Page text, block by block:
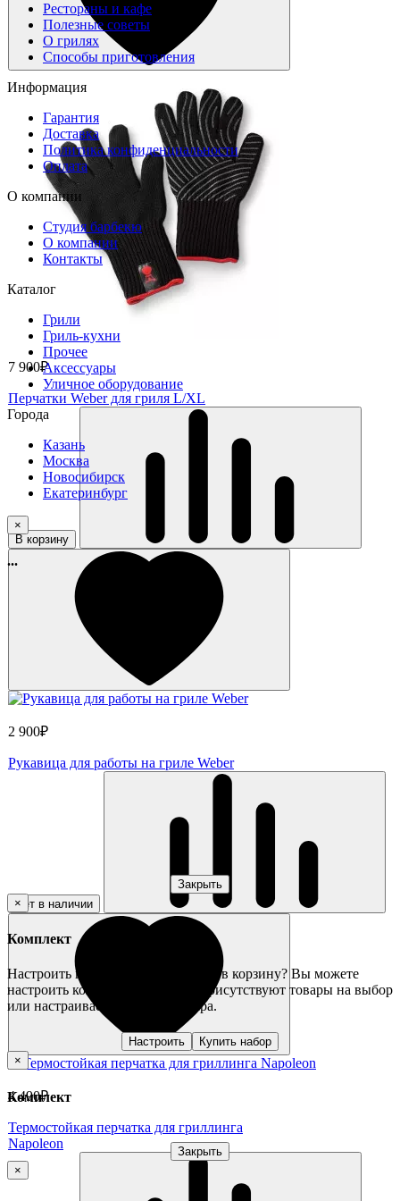
7 900₽
Перчатки Weber для гриля L/XL
В корзину
2 900₽
Рукавица для работы на гриле Weber
Нет в наличии
4 490₽
Термостойкая перчатка для гриллинга
Napoleon
Рестораны и кафе
Полезные советы
О грилях
Способы приготовления
Информация
Гарантия
Доставка
Политика конфиденциальности
Оплата
О компании
Студия барбекю
О компании
Контакты
Каталог
Грили
Гриль-кухни
Прочее
Аксессуары
Уличное оборудование
Города
Казань
Москва
Новосибирск
Екатеринбург
×
...
Закрыть
×
Комплект
Настроить комплект или добавить в корзину? Вы можете
настроить комплект, в котором присутствуют товары на выбор
или настраиваемые опции товара.
Настроить
Купить набор
×
Комплект
Закрыть
×